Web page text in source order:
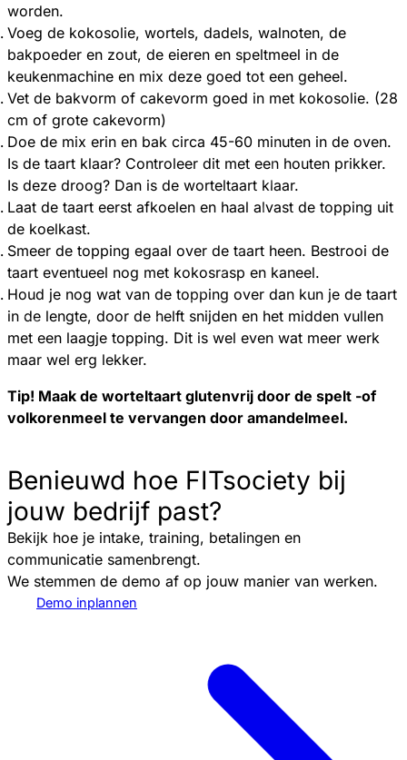
worden.
Voeg de kokosolie, wortels, dadels, walnoten, de
bakpoeder en zout, de eieren en speltmeel in de
keukenmachine en mix deze goed tot een geheel.
Vet de bakvorm of cakevorm goed in met kokosolie. (28
cm of grote cakevorm)
Doe de mix erin en bak circa 45-60 minuten in de oven.
Is de taart klaar? Controleer dit met een houten prikker.
Is deze droog? Dan is de worteltaart klaar.
Laat de taart eerst afkoelen en haal alvast de topping uit
de koelkast.
Smeer de topping egaal over de taart heen. Bestrooi de
taart eventueel nog met kokosrasp en kaneel.
Houd je nog wat van de topping over dan kun je de taart
in de lengte, door de helft snijden en het midden vullen
met een laagje topping. Dit is wel even wat meer werk
maar wel erg lekker.
Tip! Maak de worteltaart glutenvrij door de spelt -of
volkorenmeel te vervangen door amandelmeel.
Benieuwd hoe FITsociety bij
jouw bedrijf past?
Bekijk hoe je intake, training, betalingen en
communicatie samenbrengt.
We stemmen de demo af op jouw manier van werken.
Demo inplannen